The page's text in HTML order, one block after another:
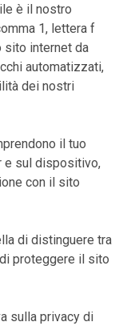
è il nostro
1, lettera f
sito internet da
automatizzati,
dei nostri
il tuo
e sul dispositivo,
con il sito
di distinguere tra
proteggere il sito
sulla privacy di